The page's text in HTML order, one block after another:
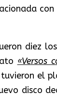
diez
«Versos
el
disco